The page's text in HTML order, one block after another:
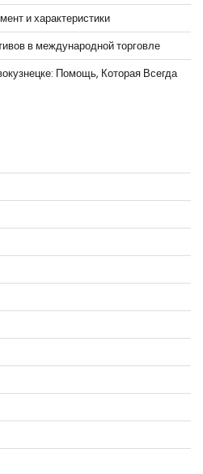
и характеристики
в международной торговле
Помощь, Которая Всегда